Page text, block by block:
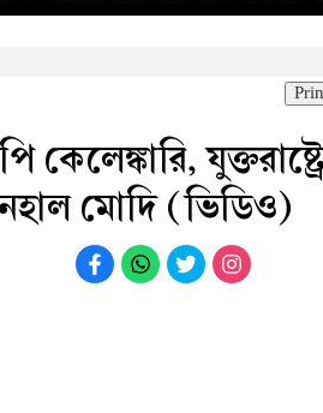
মোদি (ভিডিও)